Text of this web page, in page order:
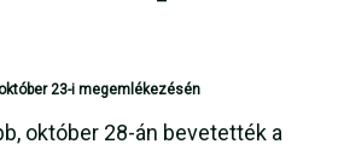
23-i megemlékezésén
október 28-án bevetették a